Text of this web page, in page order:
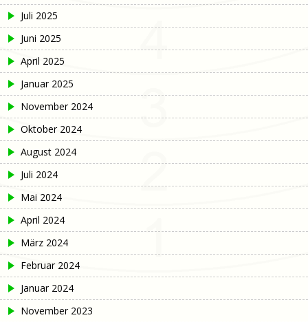
Juli 2025
Juni 2025
April 2025
Januar 2025
November 2024
Oktober 2024
August 2024
Juli 2024
Mai 2024
April 2024
März 2024
Februar 2024
Januar 2024
November 2023